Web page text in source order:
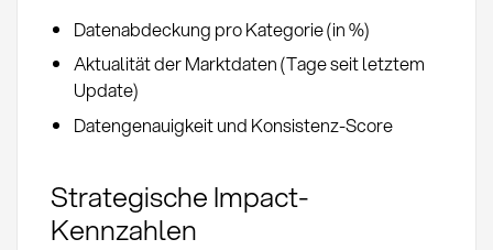
Datenabdeckung pro Kategorie (in %)
Aktualität der Marktdaten (Tage seit letztem
Update)
Datengenauigkeit und Konsistenz-Score
Strategische Impact-
Kennzahlen